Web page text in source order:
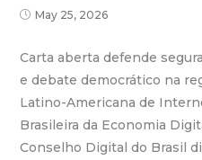
May 25, 2026
Carta aberta defende
e debate democrático na
Latino-Americana de
Brasileira da Economia
Conselho Digital do Brasil